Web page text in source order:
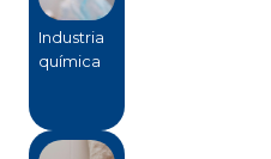
Industria
química